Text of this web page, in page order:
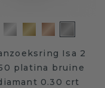
Isa 2
platina bruine
0.30 crt